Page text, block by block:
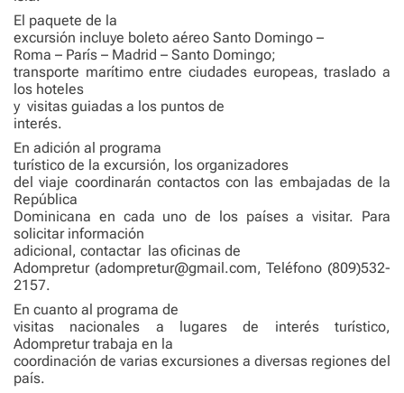
El paquete de la
excursión incluye boleto aéreo Santo Domingo –
Roma – París – Madrid – Santo Domingo;
transporte marítimo entre ciudades europeas, traslado a
los hoteles
y visitas guiadas a los puntos de
interés.
En adición al programa
turístico de la excursión, los organizadores
del viaje coordinarán contactos con las embajadas de la
República
Dominicana en cada uno de los países a visitar. Para
solicitar información
adicional, contactar las oficinas de
Adompretur (adompretur@gmail.com, Teléfono (809)532-
2157.
En cuanto al programa de
visitas nacionales a lugares de interés turístico,
Adompretur trabaja en la
coordinación de varias excursiones a diversas regiones del
país.